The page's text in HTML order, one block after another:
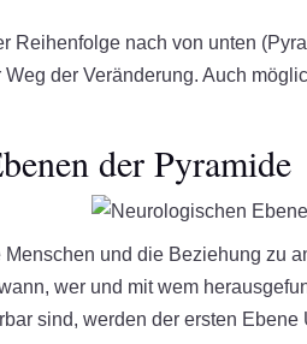
Reihenfolge nach von unten
der Veränderung. Auch
der Pyramide
und die Beziehung zu
wer und mit wem
sind, werden der ersten Ebene